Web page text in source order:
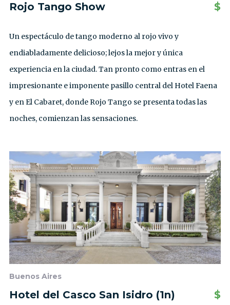
Rojo Tango Show $
Un espectáculo de tango moderno al rojo vivo y
endiabladamente delicioso; lejos la mejor y única
experiencia en la ciudad. Tan pronto como entras en el
impresionante e imponente pasillo central del Hotel Faena
y en El Cabaret, donde Rojo Tango se presenta todas las
noches, comienzan las sensaciones.
Buenos Aires
Hotel del Casco San Isidro (1n) $